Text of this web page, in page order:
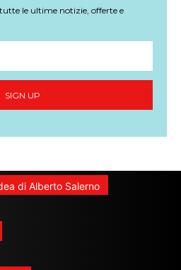
le ultime notizie, offerte e
SIGN UP
di Alberto Salerno